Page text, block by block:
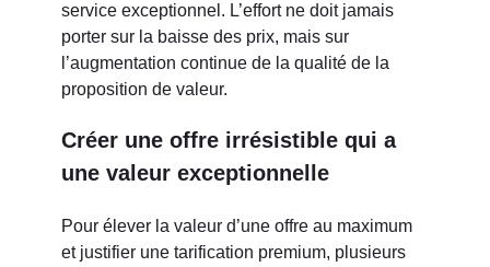
service exceptionnel. L’effort ne doit jamais
porter sur la baisse des prix, mais sur
l’augmentation continue de la qualité de la
proposition de valeur.
Créer une offre irrésistible qui a
une valeur exceptionnelle
Pour élever la valeur d’une offre au maximum
et justifier une tarification premium, plusieurs